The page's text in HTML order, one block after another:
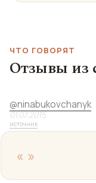
ЧТО ГОВОРЯТ
Отзывы из
@ninabukovchanyk
01.07.2015
источник
« »